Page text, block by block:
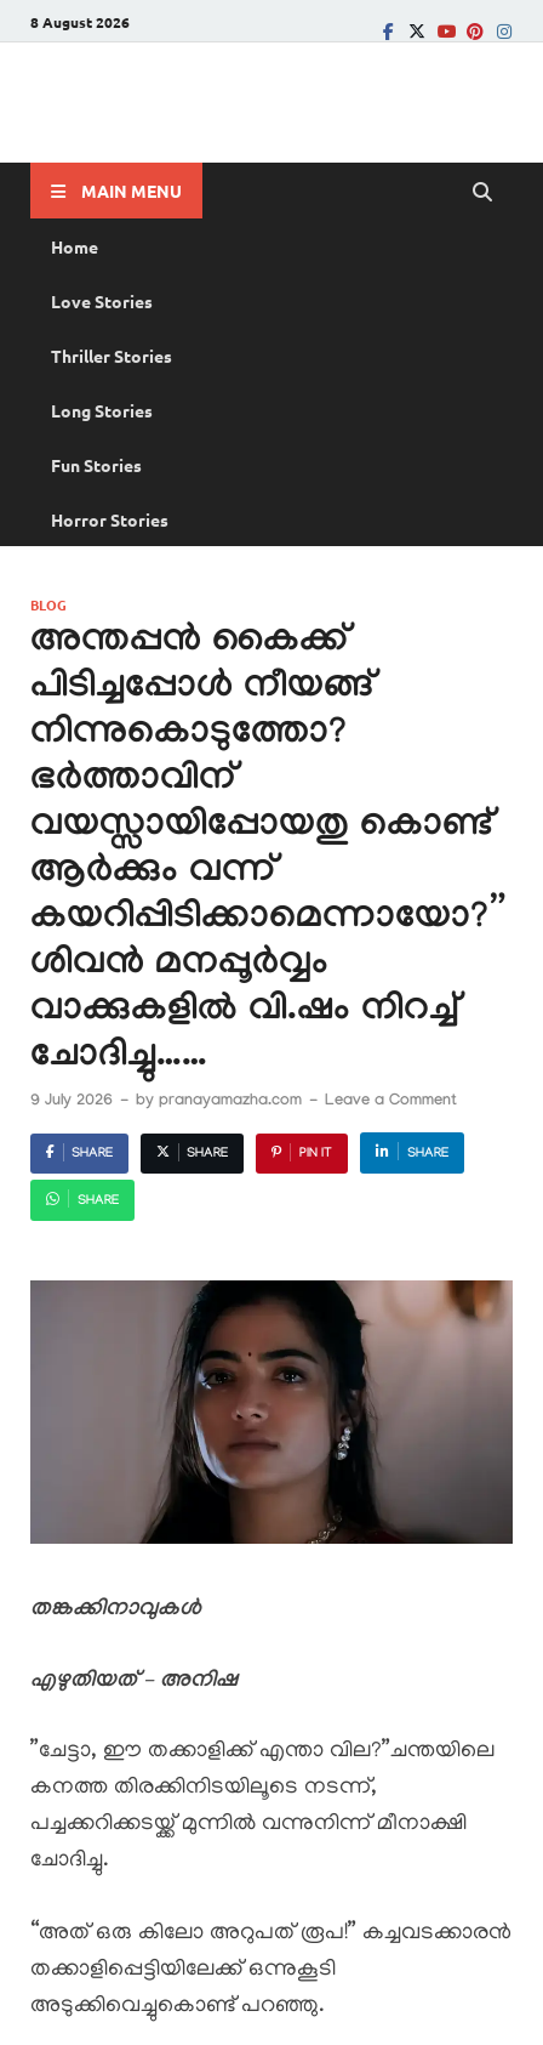
8 August 2026
MAIN MENU
Home
Love Stories
Thriller Stories
Long Stories
Fun Stories
Horror Stories
BLOG
അന്തപ്പൻ കൈക്ക്
പിടിച്ചപ്പോൾ നീയങ്ങ്
നിന്നുകൊടുത്തോ?
ഭർത്താവിന്
വയസ്സായിപ്പോയതു കൊണ്ട്
ആർക്കും വന്ന്
കയറിപ്പിടിക്കാമെന്നായോ?”
ശിവൻ മനപ്പൂർവ്വം
വാക്കുകളിൽ വി.ഷം നിറച്ച്
ചോദിച്ചു……
9 July 2026 - by pranayamazha.com - Leave a Comment
SHARE SHARE PIN IT SHARE
SHARE
തങ്കക്കിനാവുകൾ
എഴുതിയത് – അനിഷ
​”ചേട്ടാ, ഈ തക്കാളിക്ക് എന്താ വില?”​ചന്തയിലെ
കനത്ത തിരക്കിനിടയിലൂടെ നടന്ന്,
പച്ചക്കറിക്കടയ്ക്ക് മുന്നിൽ വന്നുനിന്ന് മീനാക്ഷി
ചോദിച്ചു.
“അത് ഒരു കിലോ അറുപത് രൂപ!” കച്ചവടക്കാരൻ
തക്കാളിപ്പെട്ടിയിലേക്ക് ഒന്നുകൂടി
അടുക്കിവെച്ചുകൊണ്ട് പറഞ്ഞു.